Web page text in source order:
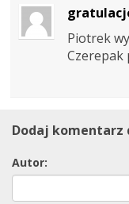
Piotrek
Czerepak
Dodaj komentarz
Autor: